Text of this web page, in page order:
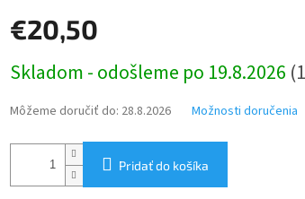
€20,50
cena:
Skladom - odošleme po 19.8.2026
Môžeme doručiť do: 28.8.2026 Možnosti doručenia
Pridať do košíka